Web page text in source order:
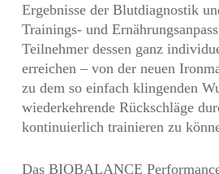
Ergebnisse der Blutdiagnostik
Trainings- und
Teilnehmer dessen ganz
erreichen – von der neuen
zu dem so einfach klingenden
wiederkehrende Rückschläge
kontinuierlich trainieren zu
Das BIOBALANCE